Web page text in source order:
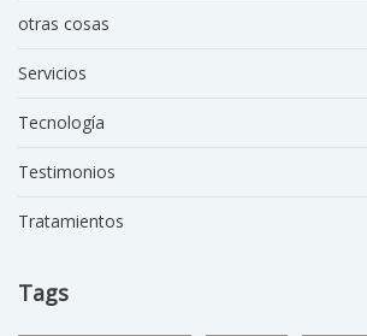
otras cosas
Servicios
Tecnología
Testimonios
Tratamientos
Tags